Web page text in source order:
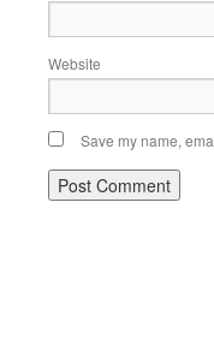
Website
Save my name,